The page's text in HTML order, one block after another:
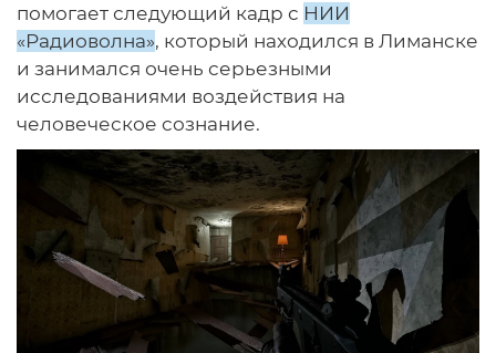
помогает следующий кадр с НИИ
«Радиоволна», который находился в Лиманске
и занимался очень серьезными
исследованиями воздействия на
человеческое сознание.